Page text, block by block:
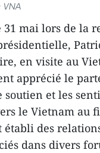
VNA
mai lors de la
en visite au
apprécié le
et les
le Vietnam au
établi des
dans divers